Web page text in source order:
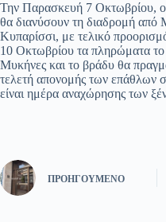
Την Παρασκευή 7 Οκτωβρίου, οι
θα διανύσουν τη διαδρομή από
Κυπαρίσσι, με τελικό
10 Οκτωβρίου τα πληρώματα
Μυκήνες και το βράδυ θα
τελετή απονομής των επάθλων
είναι ημέρα αναχώρησης των
ΠΡΟΗΓΟΎΜΕΝΟ